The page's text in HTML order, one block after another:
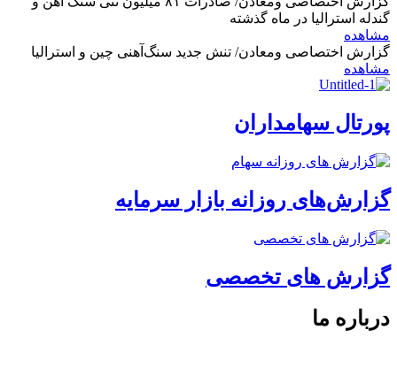
گندله استرالیا در ماه گذشته
مشاهده
گزارش اختصاصی ومعادن/ تنش جدید سنگ‌آهنی چین و استرالیا
مشاهده
پورتال سهامداران
گزارش‌های روزانه بازار سرمایه
گزارش های تخصصی
درباره ما